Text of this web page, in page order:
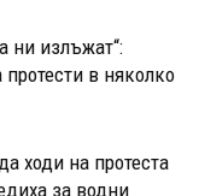
ни излъжат“:
в няколко
ходи на протеста
за водни